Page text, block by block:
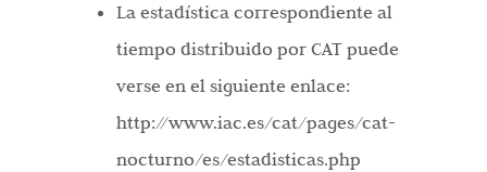
La estadística correspondiente al
tiempo distribuido por CAT puede
verse en el siguiente enlace:
http://www.iac.es/cat/pages/cat-
nocturno/es/estadisticas.php